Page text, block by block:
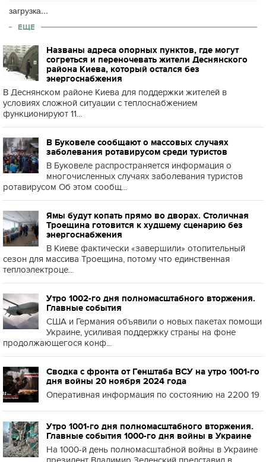
загрузка...
ЕЩЕ
Названы адреса опорных пунктов, где могут
согреться и переночевать жители Деснянского
района Киева, который остался без
энергоснабжения
В Деснянском районе Киева для поддержки жителей в
условиях сложной ситуации с теплоснабжением
функционируют 11...
В Буковеле сообщают о массовых случаях
заболевания ротавирусом среди туристов
В Буковеле распространяется информация о
многочисленных случаях заболевания туристов
ротавирусом Об этом сообщ...
Ямы будут копать прямо во дворах. Столичная
Троещина готовится к худшему сценарию без
энергоснабжения
В Киеве фактически «завершили» отопительный
сезон для массива Троещина, потому что единственная
теплоэлектроце...
Утро 1002-го дня полномасштабного вторжения.
Главные события
США и Германия объявили о новых пакетах помощи
Украине, усиливая поддержку страны на фоне
продолжающегося конф...
Сводка с фронта от Генштаба ВСУ на утро 1001-го
дня войны 20 ноября 2024 года
Оперативная информация по состоянию на 2200 19
Утро 1001-го дня полномасштабного вторжения.
Главные события 1000-го дня войны в Украине
На 1000-й день полномасштабной войны в Украине